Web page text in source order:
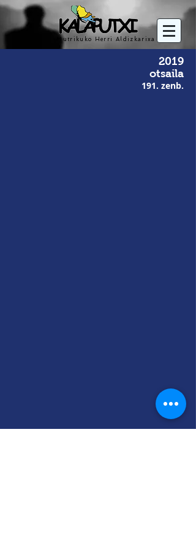
Mutrikuko Herri Aldizkarixa
2019
otsaila
191. zenb.